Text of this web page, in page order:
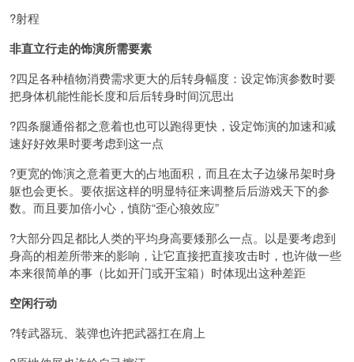
?射程
非直立行走的饰演所需要素
?四足各种植物消费需求更大的后转身幅度：设定饰演参数时要
把身体机能性能长度和后后转身时间沉思出
?四条腿通俗都之意着也也可以跑得更快，设定饰演的加速和减
速好好效果时要考虑到这一点
?更宽的饰演之意着更大的占地面积，而且在太子边缘吊架时身
躯也会更长。要依据这样的明显特征来调整后后游戏天下的参
数。而且要加倍小心，慎防“歪心狼效应”
?大部分四足都比人类的平均身高要矮那么一点。以是要考虑到
身高的相差所带来的影响，让它直接把直接攻击时，也许做一些
本来很简单的事（比如开门或开宝箱）时体现出这种差距
空闲行动
?转武器玩、装弹也许把武器扛在肩上